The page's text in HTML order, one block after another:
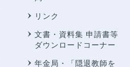
リンク
文書・資料集 申請書等
ダウンロードコーナー
年金局・
「隠退教師を